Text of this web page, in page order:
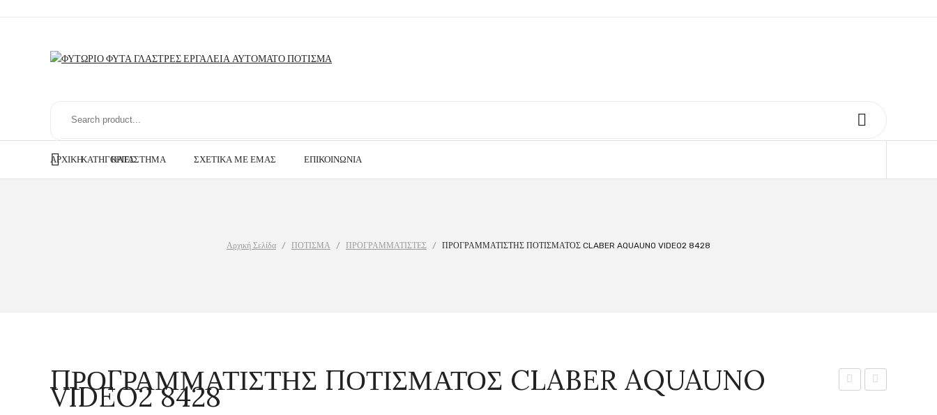
ΚΑΤΗΓΟΡΊΕΣ
ΑΡΧΙΚΉ ΚΑΤΆΣΤΗΜΑ ΣΧΕΤΙΚΆ ΜΕ ΕΜΆΣ ΕΠΙΚΟΙΝΩΝΊΑ
Αρχική Σελίδα / ΠΟΤΙΣΜΑ / ΠΡΟΓΡΑΜΜΑΤΙΣΤΕΣ / ΠΡΟΓΡΑΜΜΑΤΙΣΤΗΣ ΠΟΤΙΣΜΑΤΟΣ CLABER AQUAUNO VIDEO2 8428
ΠΡΟΓΡΑΜΜΑΤΙΣΤΗΣ ΠΟΤΙΣΜΑΤΟΣ CLABER AQUAUNO
VIDEO2 8428